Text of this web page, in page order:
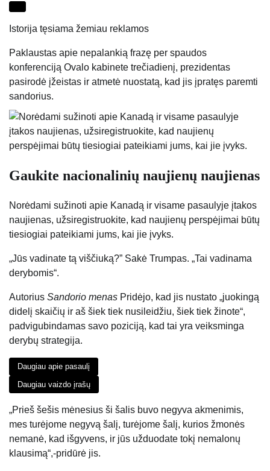
Istorija tęsiama žemiau reklamos
Paklaustas apie nepalankią frazę per spaudos
konferenciją Ovalo kabinete trečiadienį, prezidentas
pasirodė įžeistas ir atmetė nuostatą, kad jis įpratęs paremti
sandorius.
Gaukite nacionalinių naujienų naujienas
Norėdami sužinoti apie Kanadą ir visame pasaulyje įtakos
naujienas, užsiregistruokite, kad naujienų perspėjimai būtų
tiesiogiai pateikiami jums, kai jie įvyks.
„Jūs vadinate tą viščiuką?” Sakė Trumpas. „Tai vadinama
derybomis“.
Autorius Sandorio menas Pridėjo, kad jis nustato „juokingą
didelį skaičių ir aš šiek tiek nusileidžiu, šiek tiek žinote“,
padvigubindamas savo poziciją, kad tai yra veiksminga
derybų strategija.
Daugiau apie pasaulį
Daugiau vaizdo įrašų
„Prieš šešis mėnesius ši šalis buvo negyva akmenimis,
mes turėjome negyvą šalį, turėjome šalį, kurios žmonės
nemanė, kad išgyvens, ir jūs užduodate tokį nemalonų
klausimą“,-pridūrė jis.